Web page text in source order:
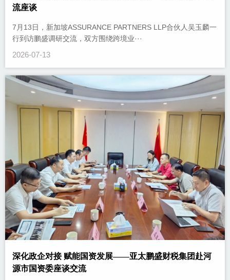
流座谈
7月13日，新加坡ASSURANCE PARTNERS LLP合伙人吴玉麟一
行到访鹏盛调研交流，双方围绕跨境业···
2026-07-13
深化政企对接 赋能国资发展——亚太鹏盛财税集团赴河
源市国资委座谈交流